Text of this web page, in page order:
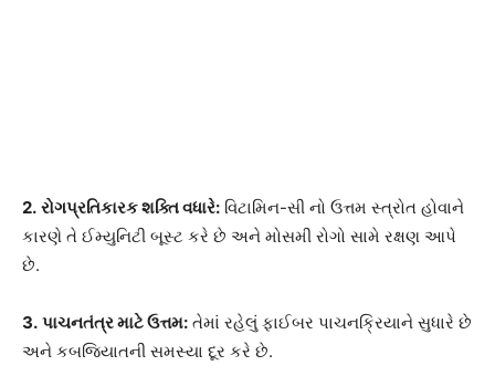
2. રોગપ્રતિકારક શક્તિ વધારે: વિટામિન-સી નો ઉત્તમ સ્ત્રોત હોવાને
કારણે તે ઈમ્યુનિટી બૂસ્ટ કરે છે અને મોસમી રોગો સામે રક્ષણ આપે
છે.
3. પાચનતંત્ર માટે ઉત્તમ: તેમાં રહેલું ફાઈબર પાચનક્રિયાને સુધારે છે
અને કબજિયાતની સમસ્યા દૂર કરે છે.